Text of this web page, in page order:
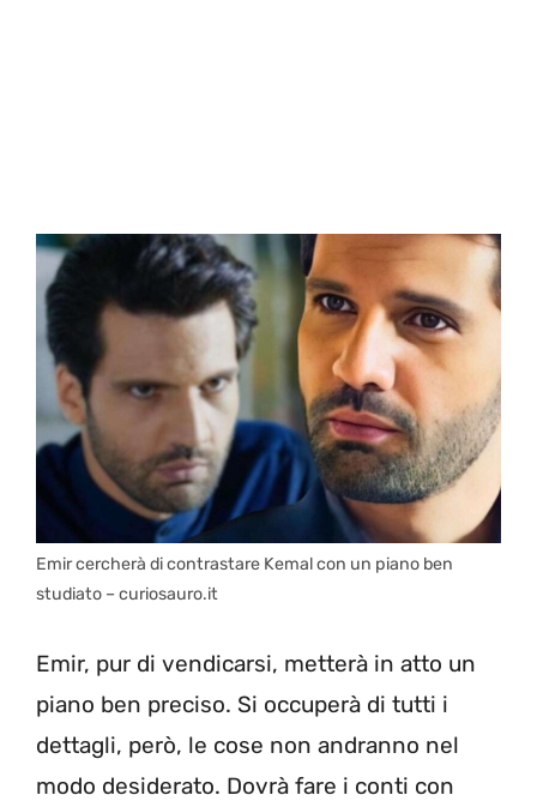
Emir cercherà di contrastare Kemal con un piano ben
studiato – curiosauro.it
Emir, pur di vendicarsi, metterà in atto un
piano ben preciso. Si occuperà di tutti i
dettagli, però, le cose non andranno nel
modo desiderato. Dovrà fare i conti con